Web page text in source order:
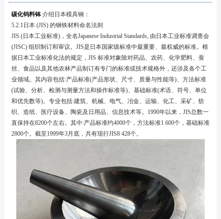
碳化钨料钵 介绍日本模具钢：
5.2.1日本 (JIS) 的钢铁材料命名法则
JIS (日本工业标准)，全名Japanese Industrial Standards, 由日本工业标准调查会
(JISC) 组织制订和审议。JIS是日本国家级标准中最重要、最权威的标准。根
据日本工业标准化法的规定，JIS 标准对象除对药品、农药、化学肥料、蚕
丝、食品以及其他农林产品制订有专门的标准或技术规格外，还涉及各个工
业领域。其内容包括:产品标准(产品形状、尺寸、质量与性能等)、方法标准
(试验、分析、检测与测量方法和操作标准等)、基础标准(术语、符号、单位
和优先数等)。专业包括:建筑、机械、电气、冶金、运输、化工、采矿、纺
织、造纸、医疗设备、陶瓷及日用品、信息技术等。1990年以来，JIS总数一
直保持在8200个左右。其中:产品标准约4000个，方法标准1 600个，基础标准
2800个。截至1999年3月底，共有现行JIS8 428个。